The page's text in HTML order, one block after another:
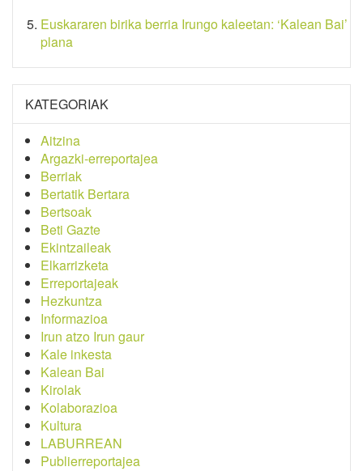
Euskararen birika berria Irungo kaleetan: ‘Kalean Bai’
plana
KATEGORIAK
Aitzina
Argazki-erreportajea
Berriak
Bertatik Bertara
Bertsoak
Beti Gazte
Ekintzaileak
Elkarrizketa
Erreportajeak
Hezkuntza
Informazioa
Irun atzo Irun gaur
Kale inkesta
Kalean Bai
Kirolak
Kolaborazioa
Kultura
LABURREAN
Publierreportajea